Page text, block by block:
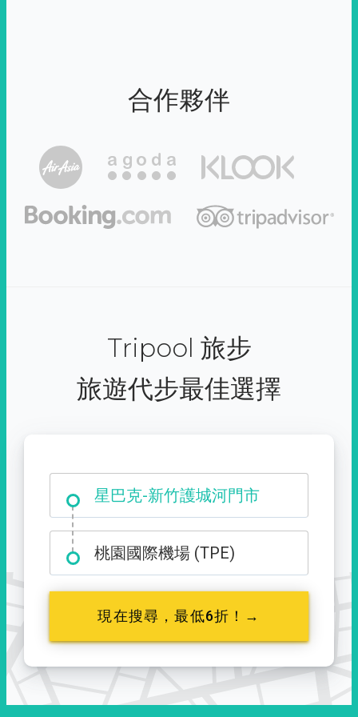
合作夥伴
Tripool 旅步
旅遊代步最佳選擇
星巴克-新竹護城河門市
大霸尖山登山口
桃園國際機場 (TPE)
現在搜尋，最低6折！→